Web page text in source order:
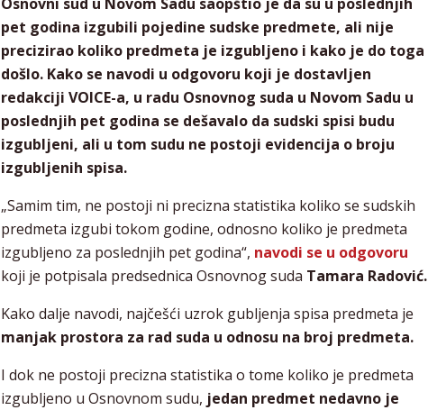
pet godina izgubili pojedine sudske predmete, ali nije
precizirao koliko predmeta je izgubljeno i kako je do toga
došlo. Kako se navodi u odgovoru koji je dostavljen
redakciji VOICE-a, u radu Osnovnog suda u Novom Sadu u
poslednjih pet godina se dešavalo da sudski spisi budu
izgubljeni, ali u tom sudu ne postoji evidencija o broju
izgubljenih spisa.
„Samim tim, ne postoji ni precizna statistika koliko se sudskih
predmeta izgubi tokom godine, odnosno koliko je predmeta
izgubljeno za poslednjih pet godina“, navodi se u odgovoru
koji je potpisala predsednica Osnovnog suda Tamara Radović.
Kako dalje navodi, najčešći uzrok gubljenja spisa predmeta je
manjak prostora za rad suda u odnosu na broj predmeta.
I dok ne postoji precizna statistika o tome koliko je predmeta
izgubljeno u Osnovnom sudu, jedan predmet nedavno je